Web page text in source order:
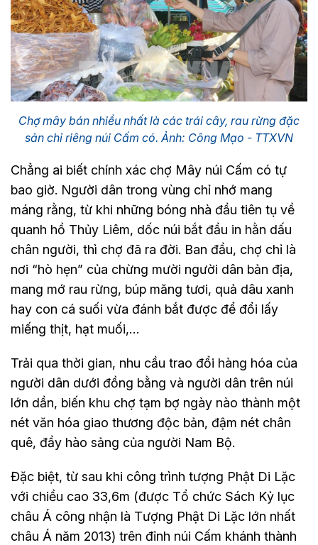
Chợ mây bán nhiều nhất là các trái cây, rau rừng đặc
sản chỉ riêng núi Cấm có. Ảnh: Công Mạo - TTXVN
Chẳng ai biết chính xác chợ Mây núi Cấm có tự
bao giờ. Người dân trong vùng chỉ nhớ mang
máng rằng, từ khi những bóng nhà đầu tiên tụ về
quanh hồ Thủy Liêm, dốc núi bắt đầu in hằn dấu
chân người, thì chợ đã ra đời. Ban đầu, chợ chỉ là
nơi “hò hẹn” của chừng mười người dân bản địa,
mang mớ rau rừng, búp măng tươi, quả dâu xanh
hay con cá suối vừa đánh bắt được để đổi lấy
miếng thịt, hạt muối,…
Trải qua thời gian, nhu cầu trao đổi hàng hóa của
người dân dưới đồng bằng và người dân trên núi
lớn dần, biến khu chợ tạm bợ ngày nào thành một
nét văn hóa giao thương độc bản, đậm nét chân
quê, đầy hào sảng của người Nam Bộ.
Đặc biệt, từ sau khi công trình tượng Phật Di Lặc
với chiều cao 33,6m (được Tổ chức Sách Kỷ lục
châu Á công nhận là Tượng Phật Di Lặc lớn nhất
châu Á năm 2013) trên đỉnh núi Cấm khánh thành